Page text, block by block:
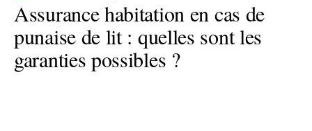
Assurance habitation en cas de
punaise de lit : quelles sont les
garanties possibles ?